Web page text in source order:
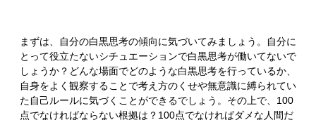
まずは、自分の白黒思考の傾向に気づいてみましょう。自分に
とって役立たないシチュエーションで白黒思考が働いてないで
しょうか？どんな場面でどのような白黒思考を行っているか、
自身をよく観察することで考え方のくせや無意識に縛られてい
た自己ルールに気づくことができるでしょう。その上で、100
点でなければならない根拠は？100点でなければダメな人間だ